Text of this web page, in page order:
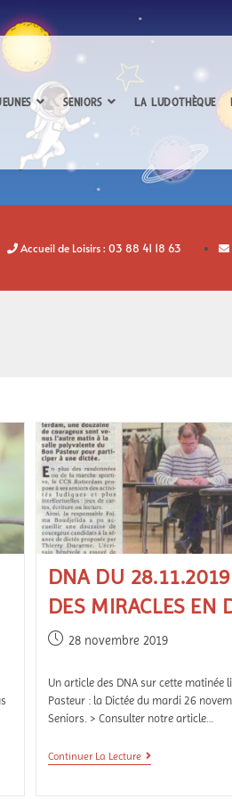
SENIORS LA LUDOTHÈQUE
Accueil de Loisirs : 03 88 41 18 63
DNA DU
DES MIRACLES EN
28 novembre 2019
Un article des DNA sur cette matinée
Pasteur : la Dictée du mardi 26
Seniors. > Consulter notre article…
Continuer La Lecture